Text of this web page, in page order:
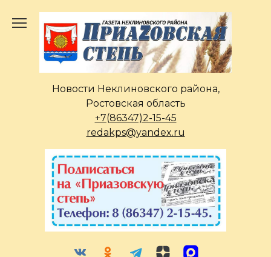
содержанию
Новости Неклиновского района,
Ростовская область
+7(86347)2-15-45
redakps@yandex.ru